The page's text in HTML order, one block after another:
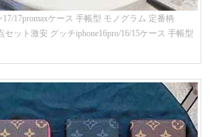
17promaxケース 手帳型 モノグラム 定番柄
セット激安 グッチiphone16pro/16/15ケース 手帳型
ブランド Galaxy S25/S24/S23手帳カバー おすす